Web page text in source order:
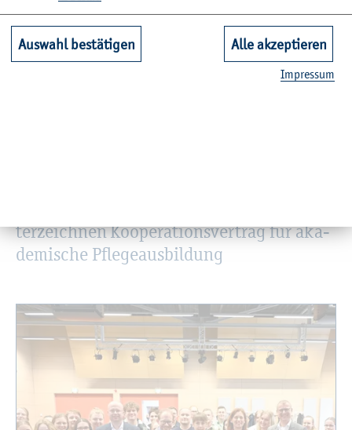
ter­zeich­nen Ko­ope­ra­ti­ons­ver­trag für aka­
de­mi­sche Pfle­ge­aus­bil­dung
Auswahl bestätigen Alle akzeptieren
Im­pres­sum